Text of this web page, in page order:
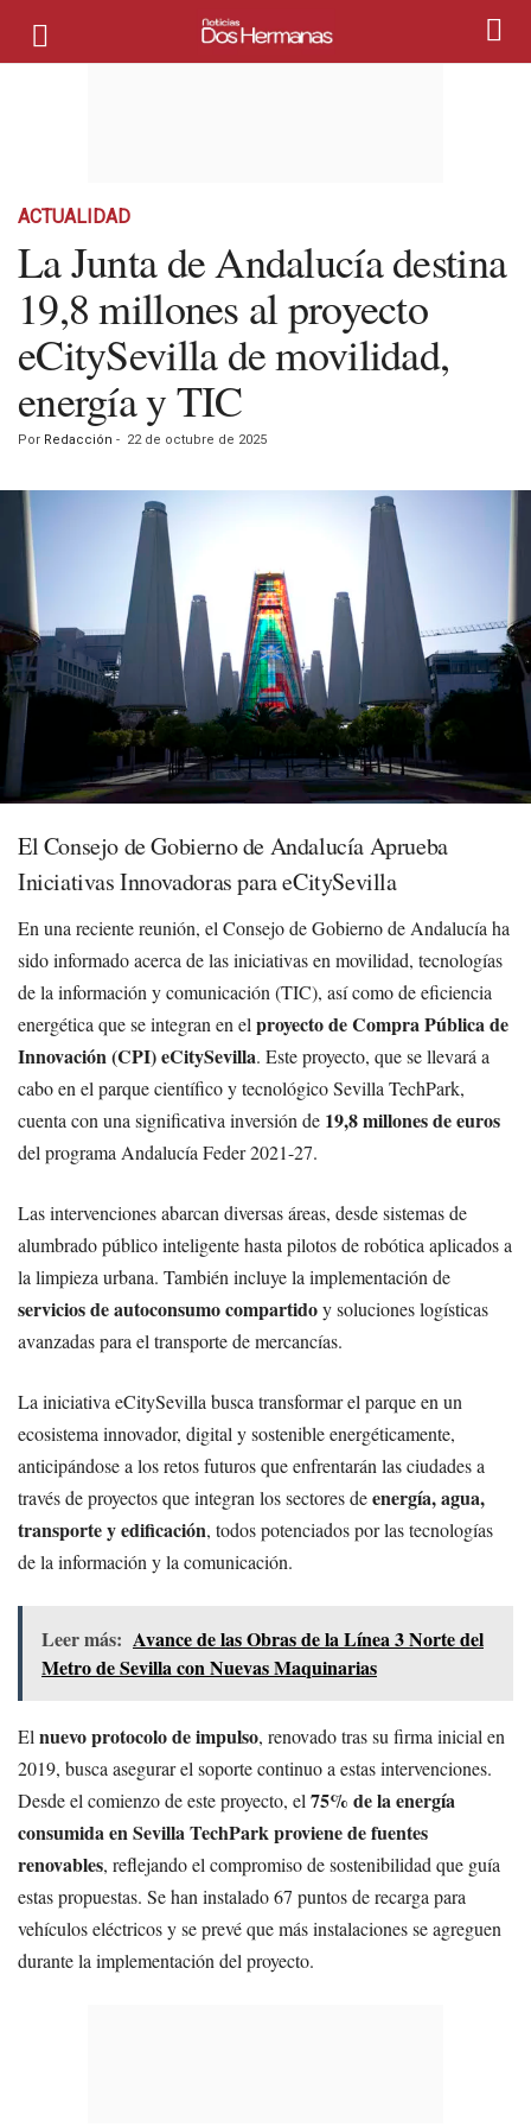
ACTUALIDAD
La Junta de Andalucía destina
19,8 millones al proyecto
eCitySevilla de movilidad,
energía y TIC
Por Redacción - 22 de octubre de 2025
El Consejo de Gobierno de Andalucía Aprueba
Iniciativas Innovadoras para eCitySevilla
En una reciente reunión, el Consejo de Gobierno de Andalucía ha
sido informado acerca de las iniciativas en movilidad, tecnologías
de la información y comunicación (TIC), así como de eficiencia
energética que se integran en el proyecto de Compra Pública de
Innovación (CPI) eCitySevilla. Este proyecto, que se llevará a
cabo en el parque científico y tecnológico Sevilla TechPark,
cuenta con una significativa inversión de 19,8 millones de euros
del programa Andalucía Feder 2021-27.
Las intervenciones abarcan diversas áreas, desde sistemas de
alumbrado público inteligente hasta pilotos de robótica aplicados a
la limpieza urbana. También incluye la implementación de
servicios de autoconsumo compartidoy soluciones logísticas
avanzadas para el transporte de mercancías.
La iniciativa eCitySevilla busca transformar el parque en un
ecosistema innovador, digital y sostenible energéticamente,
anticipándose a los retos futuros que enfrentarán las ciudades a
través de proyectos que integran los sectores deenergía, agua,
transporte y edificación, todos potenciados por las tecnologías
de la información y la comunicación.
Leer más: Avance de las Obras de la Línea 3 Norte del
Metro de Sevilla con Nuevas Maquinarias
El nuevo protocolo de impulso, renovado tras su firma inicial en
2019, busca asegurar el soporte continuo a estas intervenciones.
Desde el comienzo de este proyecto, el 75% de la energía
consumida en Sevilla TechPark proviene de fuentes
renovables, reflejando el compromiso de sostenibilidad que guía
estas propuestas. Se han instalado 67 puntos de recarga para
vehículos eléctricos y se prevé que más instalaciones se agreguen
durante la implementación del proyecto.